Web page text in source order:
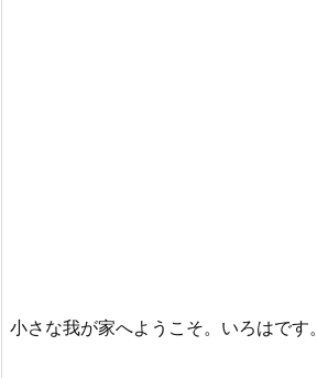
小さな我が家へようこそ。いろはです。